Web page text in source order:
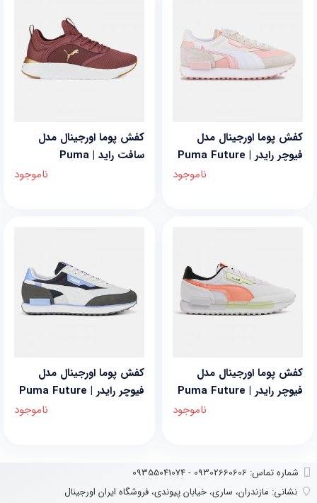
کفش پوما اورجینال مدل
فیوچر رایدر | Puma Future
ناموجود
کفش پوما اورجینال مدل
سافت راید | Puma
ناموجود
کفش پوما اورجینال مدل
فیوچر رایدر | Puma Future
ناموجود
کفش پوما اورجینال مدل
فیوچر رایدر | Puma Future
ناموجود
شماره تماس‌: 09302660606 - 09355041074
نشانی: مازندران، ساری، خیابان پیوندی، فروشگاه ایران اورجینال